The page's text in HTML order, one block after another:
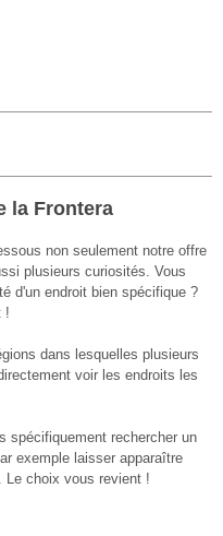
la Frontera
non seulement notre offre
plusieurs curiosités. Vous
d'un endroit bien spécifique ?
!
dans lesquelles plusieurs
voir les endroits les
spécifiquement rechercher un
exemple laisser apparaître
Le choix vous revient !